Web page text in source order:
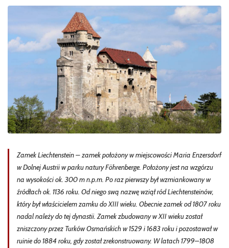
Zamek Liechtenstein – zamek położony w miejscowości Maria Enzersdorf
w Dolnej Austrii w parku natury Föhrenberge. Położony jest na wzgórzu
na wysokości ok. 300 m n.p.m. Po raz pierwszy był wzmiankowany w
źródłach ok. 1136 roku. Od niego swą nazwę wziął ród Liechtensteinów,
który był właścicielem zamku do XIII wieku. Obecnie zamek od 1807 roku
nadal należy do tej dynastii. Zamek zbudowany w XII wieku został
zniszczony przez Turków Osmańskich w 1529 i 1683 roku i pozostawał w
ruinie do 1884 roku, gdy został zrekonstruowany. W latach 1799–1808